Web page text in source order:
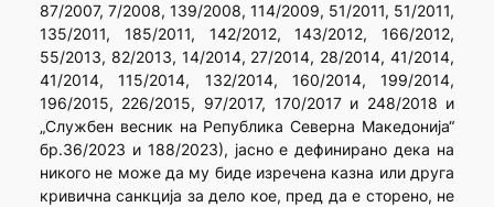
87/2007, 7/2008, 139/2008, 114/2009, 51/2011, 51/2011,
135/2011, 185/2011, 142/2012, 143/2012, 166/2012,
55/2013, 82/2013, 14/2014, 27/2014, 28/2014, 41/2014,
41/2014, 115/2014, 132/2014, 160/2014, 199/2014,
196/2015, 226/2015, 97/2017, 170/2017 и 248/2018 и
„Службен весник на Република Северна Македонија“
бр.36/2023 и 188/2023), јасно е дефинирано дека на
никого не може да му биде изречена казна или друга
кривична санкција за дело кое, пред да е сторено, не